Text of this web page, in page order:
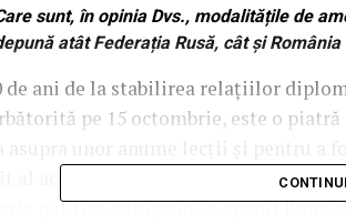
sunt, în opinia Dvs., modalitățile de
atât Federația Rusă, cât și
de ani de la stabilirea relațiilor
pe 15 octombrie, este o
al acestei date este acela că
politică europeană a apărut